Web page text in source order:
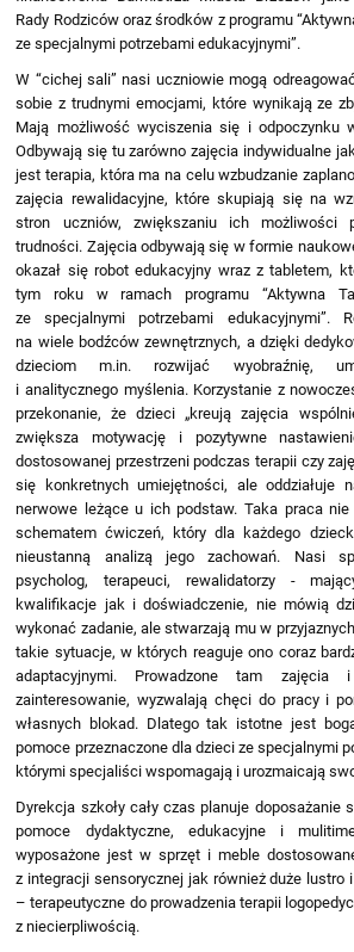
Rady Rodziców oraz środków z programu
ze specjalnymi potrzebami edukacyjnymi”.
W “cichej sali” nasi uczniowie mogą
sobie z trudnymi emocjami, które wynikają ze
Mają możliwość wyciszenia się i odpoczynku
Odbywają się tu zarówno zajęcia indywidualne
jest terapia, która ma na celu wzbudzanie
zajęcia rewalidacyjne, które skupiają się na
stron uczniów, zwiększaniu ich możliwości
trudności. Zajęcia odbywają się w formie
okazał się robot edukacyjny wraz z tabletem,
tym roku w ramach programu “Aktywna
ze specjalnymi potrzebami edukacyjnymi”.
na wiele bodźców zewnętrznych, a dzięki
dzieciom m.in. rozwijać wyobraźnię,
i analitycznego myślenia. Korzystanie z
przekonanie, że dzieci „kreują zajęcia
zwiększa motywację i pozytywne
dostosowanej przestrzeni podczas terapii czy
się konkretnych umiejętności, ale oddziałuje
nerwowe leżące u ich podstaw. Taka praca
schematem ćwiczeń, który dla każdego
nieustanną analizą jego zachowań. Nasi
psycholog, terapeuci, rewalidatorzy -
kwalifikacje jak i doświadczenie, nie mówią
wykonać zadanie, ale stwarzają mu w
takie sytuacje, w których reaguje ono coraz
adaptacyjnymi. Prowadzone tam zajęcia
zainteresowanie, wyzwalają chęci do pracy i
własnych blokad. Dlatego tak istotne jest
pomoce przeznaczone dla dzieci ze specjalnymi
którymi specjaliści wspomagają i urozmaicają
Dyrekcja szkoły cały czas planuje doposażanie
pomoce dydaktyczne, edukacyjne i
wyposażone jest w sprzęt i meble
z integracji sensorycznej jak również duże lustro
– terapeutyczne do prowadzenia terapii
z niecierpliwością.